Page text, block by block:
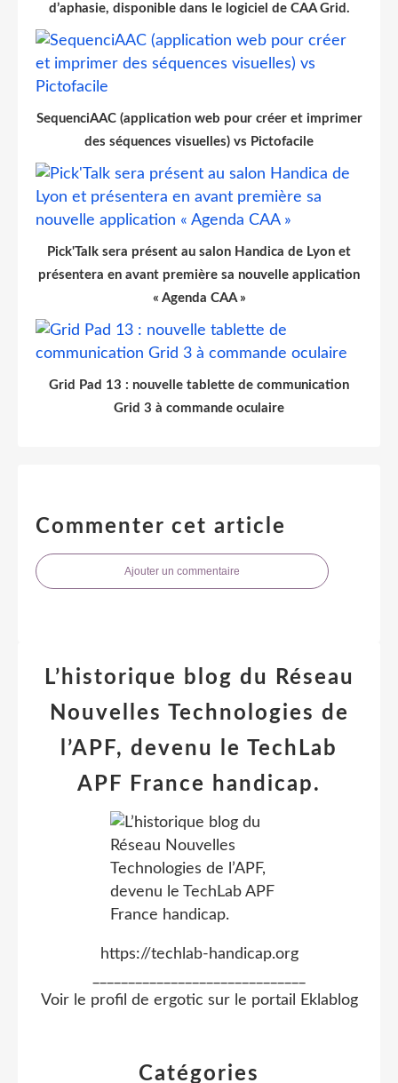
d’aphasie, disponible dans le logiciel de CAA Grid.
SequenciAAC (application web pour créer et imprimer
des séquences visuelles) vs Pictofacile
Pick'Talk sera présent au salon Handica de Lyon et
présentera en avant première sa nouvelle application
« Agenda CAA »
Grid Pad 13 : nouvelle tablette de communication
Grid 3 à commande oculaire
Commenter cet article
Ajouter un commentaire
Catégories
L’historique blog du Réseau
Nouvelles Technologies de
l’APF, devenu le TechLab
APF France handicap.
https://techlab-handicap.org
Voir le profil de ergotic sur le portail Eklablog